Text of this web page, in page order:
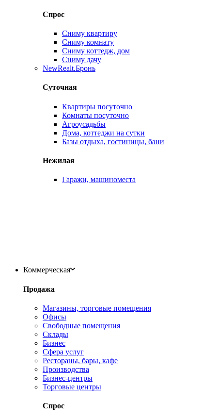
Спрос
Сниму квартиру
Сниму комнату
Сниму коттедж, дом
Сниму дачу
NewRealt.Бронь
Суточная
Квартиры посуточно
Комнаты посуточно
Агроусадьбы
Дома, коттеджи на сутки
Базы отдыха, гостиницы, бани
Нежилая
Гаражи, машиноместа
Коммерческая
Продажа
Магазины, торговые помещения
Офисы
Свободные помещения
Склады
Бизнес
Сфера услуг
Рестораны, бары, кафе
Производства
Бизнес-центры
Торговые центры
Спрос